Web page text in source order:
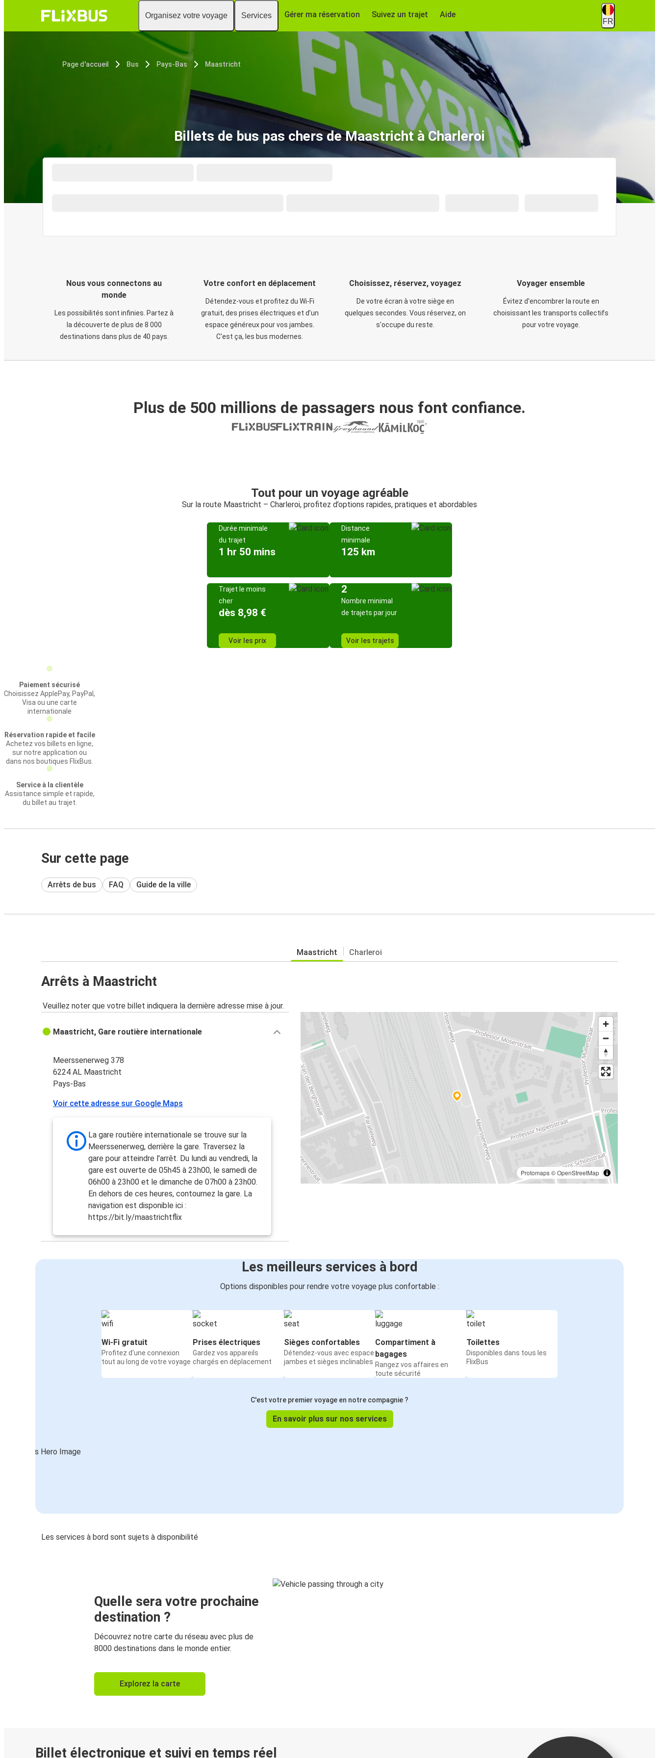
Organisez votre voyage Services Gérer ma réservation Suivez un trajet Aide
FR
Page d'accueil Bus Pays-Bas Maastricht
Billets de bus pas chers de Maastricht à Charleroi
Nous vous connectons au
monde
Les possibilités sont infinies. Partez à
la découverte de plus de 8 000
destinations dans plus de 40 pays.
Votre confort en déplacement
Détendez-vous et profitez du Wi-Fi
gratuit, des prises électriques et d’un
espace généreux pour vos jambes.
C'est ça, les bus modernes.
Choisissez, réservez, voyagez
De votre écran à votre siège en
quelques secondes. Vous réservez, on
s'occupe du reste.
Voyager ensemble
Évitez d'encombrer la route en
choisissant les transports collectifs
pour votre voyage.
Plus de 500 millions de passagers nous font confiance.
Tout pour un voyage agréable
Sur la route Maastricht – Charleroi, profitez d’options rapides, pratiques et abordables
Durée minimale
du trajet
1 hr 50 mins
Distance
minimale
125 km
Trajet le moins
cher
dès 8,98 €
Voir les prix
2
Nombre minimal
de trajets par jour
Voir les trajets
Paiement sécurisé
Choisissez ApplePay, PayPal,
Visa ou une carte
internationale
Réservation rapide et facile
Achetez vos billets en ligne,
sur notre application ou
dans nos boutiques FlixBus.
Service à la clientèle
Assistance simple et rapide,
du billet au trajet.
Sur cette page
Arrêts de bus FAQ Guide de la ville
Maastricht Charleroi
Arrêts à Maastricht
Veuillez noter que votre billet indiquera la dernière adresse mise à jour.
Protomaps©OpenStreetMap
Maastricht, Gare routière internationale
Meerssenerweg 378
6224 AL Maastricht
Pays-Bas
Voir cette adresse sur Google Maps
La gare routière internationale se trouve sur la
Meerssenerweg, derrière la gare. Traversez la
gare pour atteindre l'arrêt. Du lundi au vendredi, la
gare est ouverte de 05h45 à 23h00, le samedi de
06h00 à 23h00 et le dimanche de 07h00 à 23h00.
En dehors de ces heures, contournez la gare. La
navigation est disponible ici :
https://bit.ly/maastrichtflix
Les meilleurs services à bord
Options disponibles pour rendre votre voyage plus confortable :
Wi-Fi gratuit
Profitez d'une connexion
tout au long de votre voyage
Prises électriques
Gardez vos appareils
chargés en déplacement
Sièges confortables
Détendez-vous avec espace
jambes et sièges inclinables
Compartiment à
bagages
Rangez vos affaires en
toute sécurité
Toilettes
Disponibles dans tous les
FlixBus
C'est votre premier voyage en notre compagnie ?
En savoir plus sur nos services
Les services à bord sont sujets à disponibilité
Quelle sera votre prochaine
destination ?
Découvrez notre carte du réseau avec plus de
8000 destinations dans le monde entier.
Explorez la carte
Billet électronique et suivi en temps réel